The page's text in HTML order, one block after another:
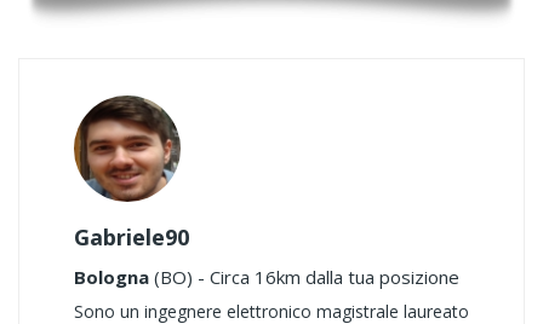
Gabriele90
Bologna (BO) - Circa 16km dalla tua posizione
Sono un ingegnere elettronico magistrale laureato